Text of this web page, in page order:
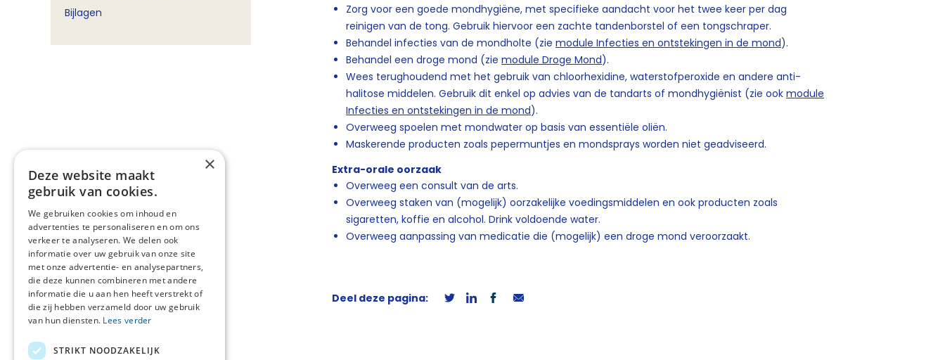
Bijlagen
Zorg voor een goede mondhygiëne, met specifieke aandacht voor het twee keer per dag
reinigen van de tong. Gebruik hiervoor een zachte tandenborstel of een tongschraper.
Behandel infecties van de mondholte (zie module Infecties en ontstekingen in de mond).
Behandel een droge mond (zie module Droge Mond).
Wees terughoudend met het gebruik van chloorhexidine, waterstofperoxide en andere anti-
halitose middelen. Gebruik dit enkel op advies van de tandarts of mondhygiënist (zie ook module
Infecties en ontstekingen in de mond).
Overweeg spoelen met mondwater op basis van essentiële oliën.
Maskerende producten zoals pepermuntjes en mondsprays worden niet geadviseerd.
Extra-orale oorzaak
Overweeg een consult van de arts.
Overweeg staken van (mogelijk) oorzakelijke voedingsmiddelen en ook producten zoals
sigaretten, koffie en alcohol. Drink voldoende water.
Overweeg aanpassing van medicatie die (mogelijk) een droge mond veroorzaakt.
Deel deze pagina:
×
Deze website maakt
gebruik van cookies.
We gebruiken cookies om inhoud en
advertenties te personaliseren en om ons
verkeer te analyseren. We delen ook
informatie over uw gebruik van onze site
met onze advertentie- en analysepartners,
die deze kunnen combineren met andere
informatie die u aan hen heeft verstrekt of
die zij hebben verzameld door uw gebruik
van hun diensten. Lees verder
STRIKT NOODZAKELIJK